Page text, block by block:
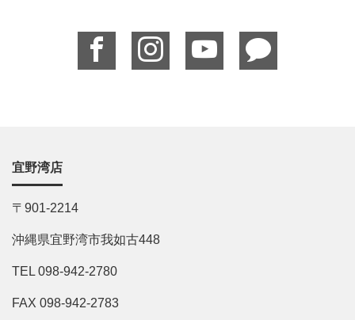
宜野湾店
〒901-2214
沖縄県宜野湾市我如古448
TEL 098-942-2780
FAX 098-942-2783